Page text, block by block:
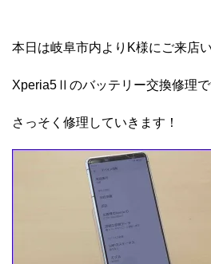
本日は岐阜市内よりK様にご来店
Xperia5Ⅱのバッテリー交換修理で
さっそく修理していきます！